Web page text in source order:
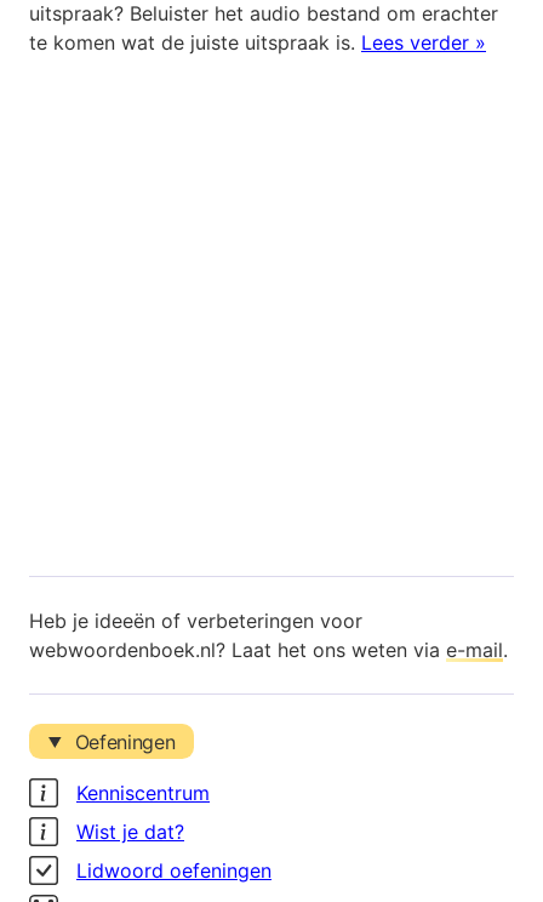
uitspraak? Beluister het audio bestand om erachter
te komen wat de juiste uitspraak is. Lees verder »
Heb je ideeën of verbeteringen voor
webwoordenboek.nl? Laat het ons weten via e-mail.
Oefeningen
Kenniscentrum
Wist je dat?
Lidwoord oefeningen